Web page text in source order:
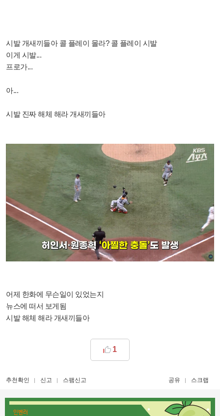
시발 개새끼들아 콜 플레이 몰라? 콜 플레이 시발
이게 시발...
프로가...
아...
시발 진짜 해체 해라 개새끼들아
어제 한화에 무슨일이 있었는지
뉴스에 떠서 보게됨
시발 해체 해라 개새끼들아
1
추천확인 신고 스팸신고 공유 스크랩
인벤러